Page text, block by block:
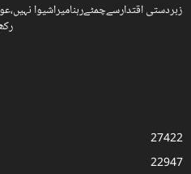
زبردستی اقتدارسےچمٹےرہنامیراشیوا
27422
22947